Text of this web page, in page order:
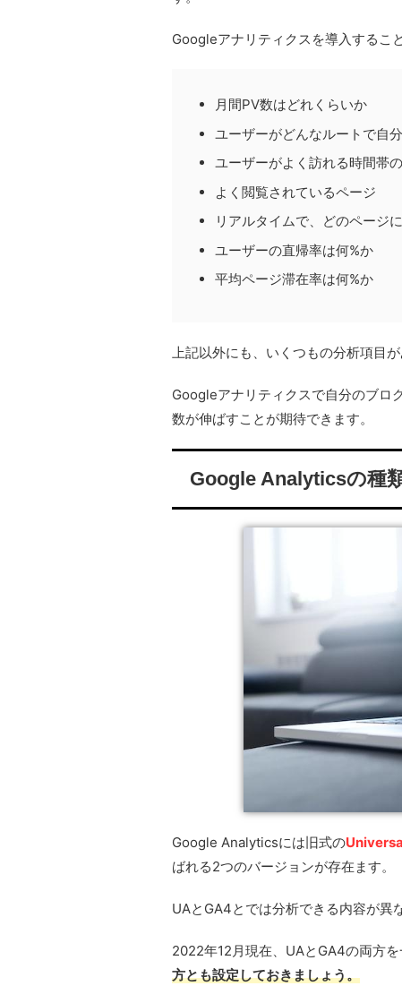
Googleアナリティクスを導入するこ
月間PV数はどれくらいか
ユーザーがどんなルートで自
ユーザーがよく訪れる時間帯
よく閲覧されているページ
リアルタイムで、どのページ
ユーザーの直帰率は何%か
平均ページ滞在率は何%か
上記以外にも、いくつもの分析項目が
Googleアナリティクスで自分のブロ
数が伸ばすことが期待できます。
Google Analyticsの種
Google Analyticsには旧式の
ばれる2つのバージョンが存在ます。
UAとGA4とでは分析できる内容が異
2022年12月現在、UAとGA4の両方
方とも設定しておきましょう。